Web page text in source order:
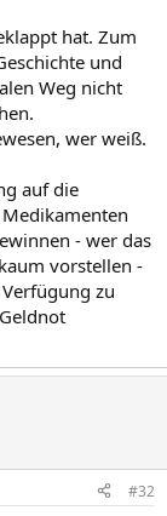
hat. Zum
und
Weg nicht
wer weiß.
auf die
- wer das
vorstellen -
zu
#32